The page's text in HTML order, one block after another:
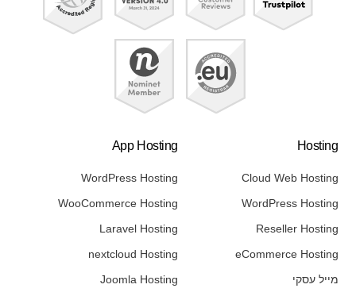
Hosting
Cloud Web Hosting
WordPress Hosting
Reseller Hosting
eCommerce Hosting
מייל עסקי
App Hosting
WordPress Hosting
WooCommerce Hosting
Laravel Hosting
nextcloud Hosting
Joomla Hosting